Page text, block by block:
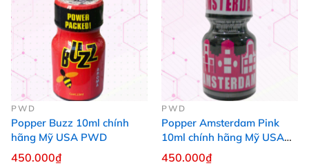
PWD
Popper Buzz 10ml chính
hãng Mỹ USA PWD
450.000₫
PWD
Popper Amsterdam Pink
10ml chính hãng Mỹ USA
PWD
450.000₫